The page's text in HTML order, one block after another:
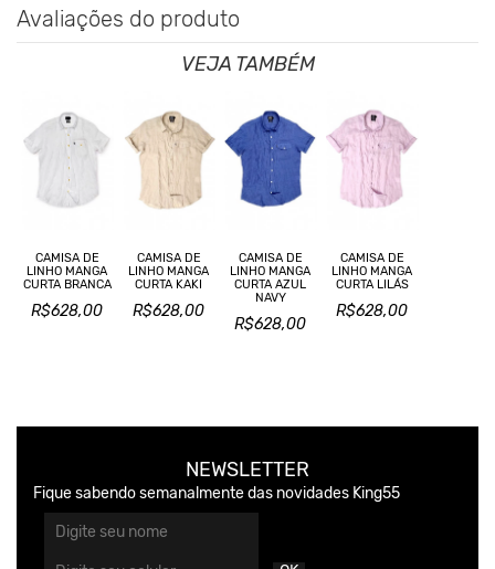
Avaliações do produto
VEJA TAMBÉM
CAMISA DE
LINHO MANGA
CURTA BRANCA
R$628,00
CAMISA DE
LINHO MANGA
CURTA KAKI
R$628,00
CAMISA DE
LINHO MANGA
CURTA AZUL
NAVY
R$628,00
CAMISA DE
LINHO MANGA
CURTA LILÁS
R$628,00
NEWSLETTER
Fique sabendo semanalmente das novidades King55